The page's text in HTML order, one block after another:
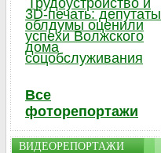
Трудоустройство и
3D-печать: депутаты
облдумы оценили
успехи Волжского
дома
соцобслуживания
Все
фоторепортажи
ВИДЕОРЕПОРТАЖИ